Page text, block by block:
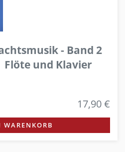
- Band 2
und Klavier
17,90 €